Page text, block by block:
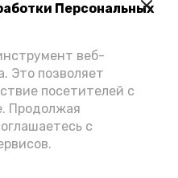
Персональных
веб-
Это позволяет
посетителей с
Продолжая
с